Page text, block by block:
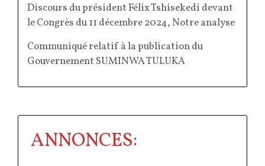
Discours du président Félix Tshisekedi devant
le Congrès du 11 décembre 2024, Notre analyse
Communiqué relatif à la publication du
Gouvernement SUMINWA TULUKA
ANNONCES: